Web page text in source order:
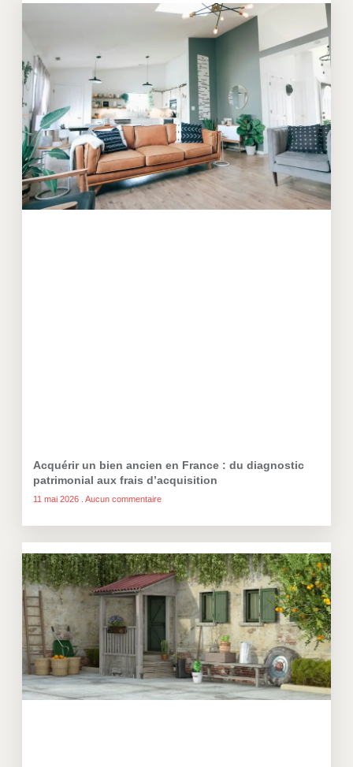
Acquérir un bien ancien en France : du diagnostic
patrimonial aux frais d’acquisition
11 mai 2026 Aucun commentaire